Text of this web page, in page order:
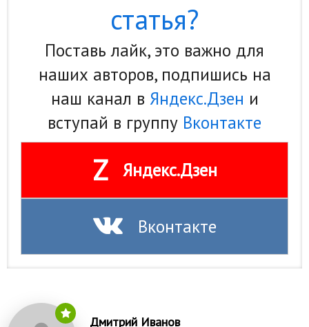
статья?
Поставь лайк, это важно для
наших авторов, подпишись на
наш канал в Яндекс.Дзен и
вступай в группу Вконтакте
Z Яндекс.Дзен
Вконтакте
Дмитрий Иванов